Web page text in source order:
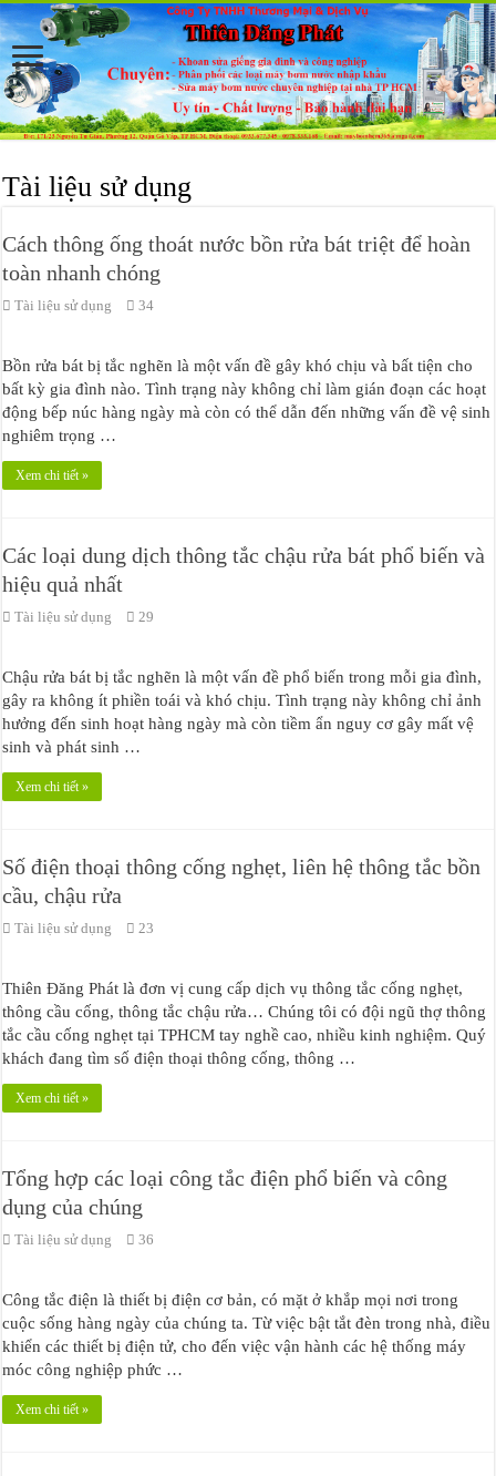
Tài liệu sử dụng
Cách thông ống thoát nước bồn rửa bát triệt để hoàn
toàn nhanh chóng
Tài liệu sử dụng 34
Bồn rửa bát bị tắc nghẽn là một vấn đề gây khó chịu và bất tiện cho
bất kỳ gia đình nào. Tình trạng này không chỉ làm gián đoạn các hoạt
động bếp núc hàng ngày mà còn có thể dẫn đến những vấn đề vệ sinh
nghiêm trọng …
Xem chi tiết »
Các loại dung dịch thông tắc chậu rửa bát phổ biến và
hiệu quả nhất
Tài liệu sử dụng 29
Chậu rửa bát bị tắc nghẽn là một vấn đề phổ biến trong mỗi gia đình,
gây ra không ít phiền toái và khó chịu. Tình trạng này không chỉ ảnh
hưởng đến sinh hoạt hàng ngày mà còn tiềm ẩn nguy cơ gây mất vệ
sinh và phát sinh …
Xem chi tiết »
Số điện thoại thông cống nghẹt, liên hệ thông tắc bồn
cầu, chậu rửa
Tài liệu sử dụng 23
Thiên Đăng Phát là đơn vị cung cấp dịch vụ thông tắc cống nghẹt,
thông cầu cống, thông tắc chậu rửa… Chúng tôi có đội ngũ thợ thông
tắc cầu cống nghẹt tại TPHCM tay nghề cao, nhiều kinh nghiệm. Quý
khách đang tìm số điện thoại thông cống, thông …
Xem chi tiết »
Tổng hợp các loại công tắc điện phổ biến và công
dụng của chúng
Tài liệu sử dụng 36
Công tắc điện là thiết bị điện cơ bản, có mặt ở khắp mọi nơi trong
cuộc sống hàng ngày của chúng ta. Từ việc bật tắt đèn trong nhà, điều
khiển các thiết bị điện tử, cho đến việc vận hành các hệ thống máy
móc công nghiệp phức …
Xem chi tiết »